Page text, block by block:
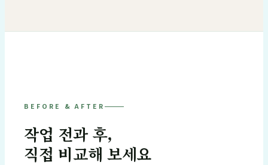
BEFORE & AFTER
작업 전과 후,
직접 비교해 보세요